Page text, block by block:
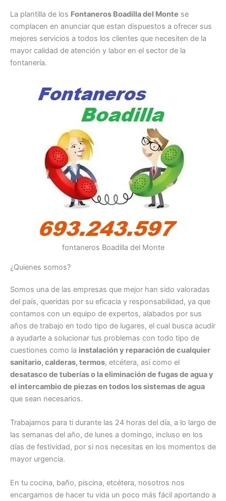
La plantilla de los Fontaneros Boadilla del Monte se
complacen en anunciar que estan dispuestos a ofrecer sus
mejores servicios a todos los clientes que necesiten de la
mayor calidad de atención y labor en el sector de la
fontanería.
fontaneros Boadilla del Monte
¿Quienes somos?
Somos una de las empresas que mejor han sido valoradas
del país, queridas por su eficacia y responsabilidad, ya que
contamos con un equipo de expertos, alabados por sus
años de trabajo en todo tipo de lugares, el cual busca acudir
a ayudarte a solucionar tus problemas con todo tipo de
cuestiones como la instalación y reparación de cualquier
sanitario, calderas, termos, etcétera, así como el
desatasco de tuberías o la eliminación de fugas de agua y
el intercambio de piezas en todos los sistemas de agua
que sean necesarios.
Trabajamos para ti durante las 24 horas del día, a lo largo de
las semanas del año, de lunes a domingo, incluso en los
días de festividad, por si nos necesitas en los momentos de
mayor urgencia.
En tu cocina, baño, piscina, etcétera, nosotros nos
encargamos de hacer tu vida un poco más fácil aportando a